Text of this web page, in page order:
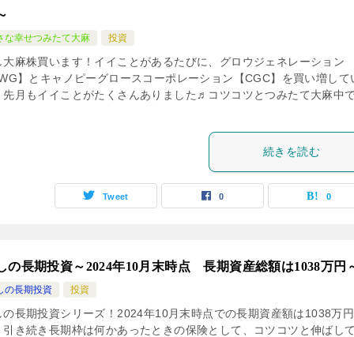
な幸せつみたて大麻 投資
大麻株買います！イイことがあるたびに、グロウジェネレーション
】とキャノピーグロースコーポレーション【CGC】を買い増して
先月もイイことがたくさんありました♬コツコツとつみたて大麻中
続きを読む
Tweet 0 0
の長期投資～2024年10月末時点 長期資産総額は1038万円
の長期投資 投資
の長期投資シリーズ！2024年10月末時点での長期資産額は1038万
引き続き長期枠は何かあったときの保険として、コツコツと伸ばし